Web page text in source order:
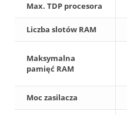
Max. TDP procesora
Liczba slotów RAM
Maksymalna
pamięć RAM
Moc zasilacza